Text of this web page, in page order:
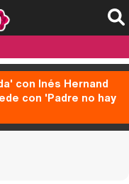
con Inés Hernand
con 'Padre no hay